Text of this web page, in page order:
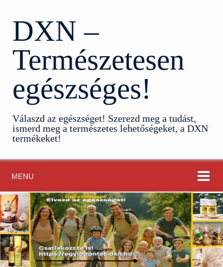
DXN –
Természetesen
egészséges!
Válaszd az egészséget! Szerezd meg a tudást,
ismerd meg a természetes lehetőségeket, a DXN
termékeket!
MENU